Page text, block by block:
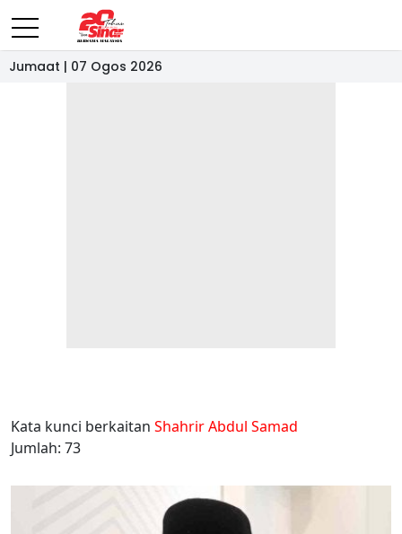
Jumaat | 07 Ogos 2026
Kata kunci berkaitan Shahrir Abdul Samad
Jumlah: 73